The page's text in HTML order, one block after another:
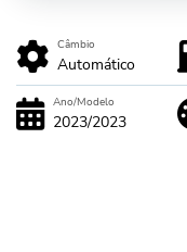
Câmbio
Automático
Ano/Modelo
2023/2023